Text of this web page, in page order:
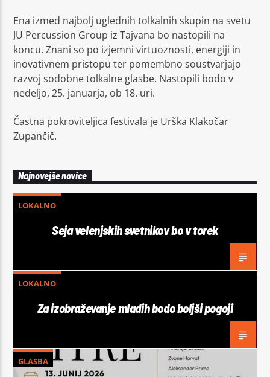
Ena izmed najbolj uglednih tolkalnih skupin na svetu
JU Percussion Group iz Tajvana bo nastopili na
koncu. Znani so po izjemni virtuoznosti, energiji in
inovativnem pristopu ter pomembno soustvarjajo
razvoj sodobne tolkalne glasbe. Nastopili bodo v
nedeljo, 25. januarja, ob 18. uri.
Častna pokroviteljica festivala je Urška Klakočar
Zupančič.
Najnovejše novice
LOKALNO
Seja velenjskih svetnikov bo v torek
LOKALNO
Za izobraževanje mladih bodo boljši pogoji
GLASBA